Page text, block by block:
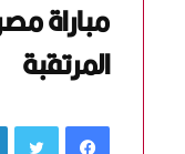
المرتقبة
فيسبوك